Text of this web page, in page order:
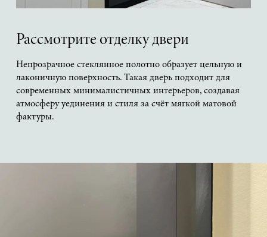
Рассмотрите отделку двери
Непрозрачное стеклянное полотно образует цельную и
лаконичную поверхность. Такая дверь подходит для
современных минималистичных интерьеров, создавая
атмосферу уединения и стиля за счёт мягкой матовой
фактуры.